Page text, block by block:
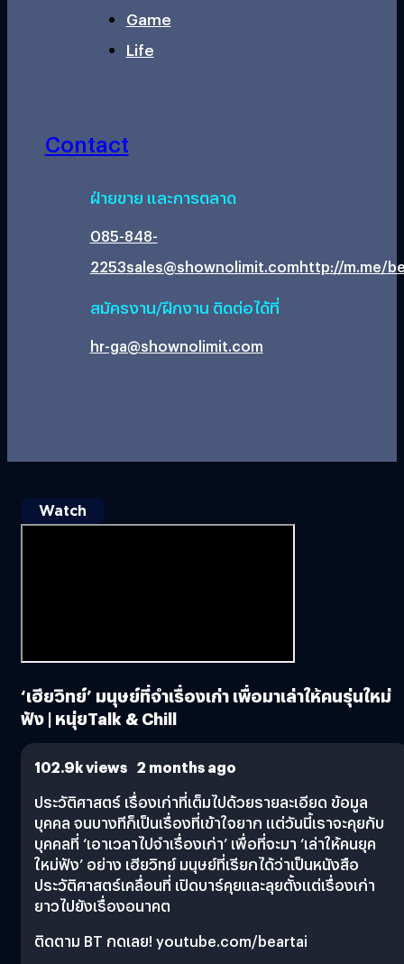
Game
Life
Contact
ฝ่ายขาย และการตลาด
085-848-
2253sales@shownolimit.comhttp://m.me/
สมัครงาน/ฝึกงาน ติดต่อได้ที่
hr-ga@shownolimit.com
Watch
‘เฮียวิทย์’ มนุษย์ที่จำเรื่องเก่า เพื่อมาเล่าให้คนรุ่นใหม่
ฟัง | หนุ่ยTalk & Chill
102.9k views 2 months ago
ประวัติศาสตร์ เรื่องเก่าที่เต็มไปด้วยรายละเอียด ข้อมูล
บุคคล จนบางทีก็เป็นเรื่องที่เข้าใจยาก แต่วันนี้เราจะคุยกับ
บุคคลที่ ‘เอาเวลาไปจำเรื่องเก่า’ เพื่อที่จะมา ‘เล่าให้คนยุค
ใหม่ฟัง’ อย่าง เฮียวิทย์ มนุษย์ที่เรียกได้ว่าเป็นหนังสือ
ประวัติศาสตร์เคลื่อนที่ เปิดบาร์คุยและลุยตั้งแต่เรื่องเก่า
ยาวไปยังเรื่องอนาคต
ติดตาม BT กดเลย! youtube.com/beartai